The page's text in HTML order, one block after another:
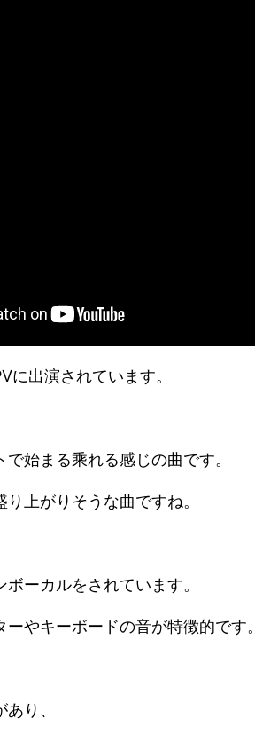
に出演されています。
始まる乘れる感じの曲です。
上がりそうな曲ですね。
ーカルをされています。
やキーボードの音が特徴的です。
り、